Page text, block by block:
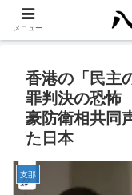
香港の「民主
罪判決の恐怖
豪防衛相共同
た日本
支那
メニュー